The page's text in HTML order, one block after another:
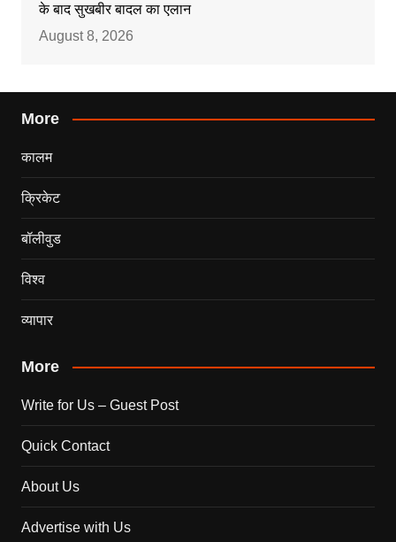
के बाद सुखबीर बादल का एलान
August 8, 2026
More
कालम
क्रिकेट
बॉलीवुड
विश्व
व्यापार
More
Write for Us – Guest Post
Quick Contact
About Us
Advertise with Us